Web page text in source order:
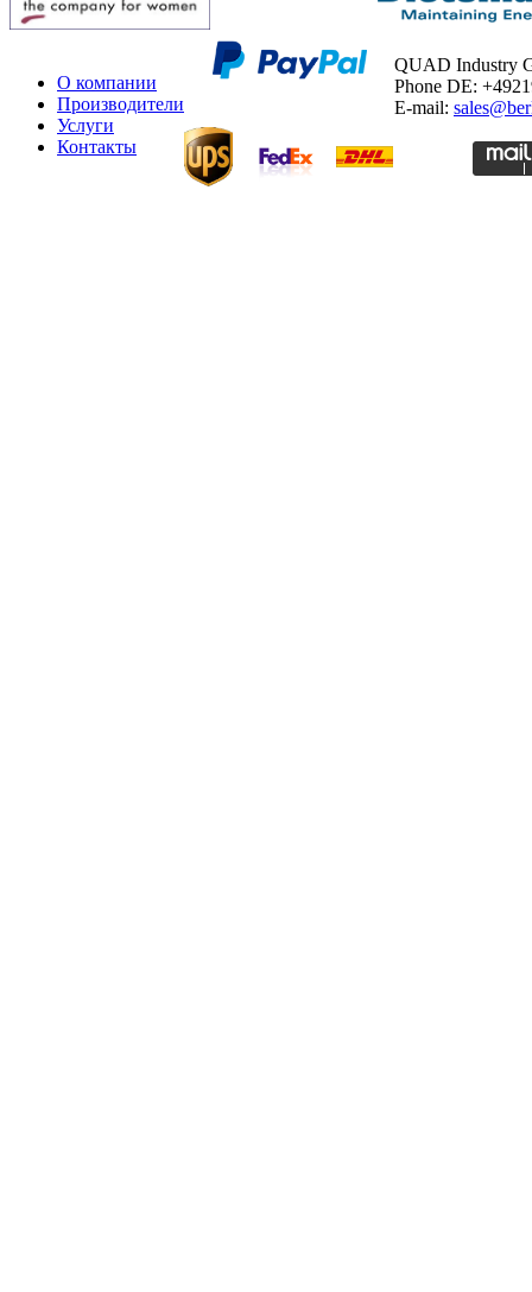
О компании
Производители
Услуги
Контакты
QUAD Industry
Phone DE:
E-mail: